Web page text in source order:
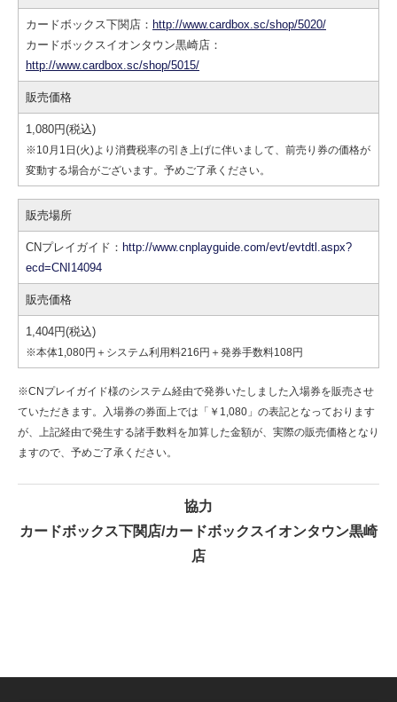
カードボックス下関店： http://www.cardbox.sc/shop/5020/
カードボックスイオンタウン黒崎店：
http://www.cardbox.sc/shop/5015/
販売価格
1,080円(税込)
※10月1日(火)より消費税率の引き上げに伴いまして、前売り券の価格が
変動する場合がございます。予めご了承ください。
販売場所
CNプレイガイド： http://www.cnplayguide.com/evt/evtdtl.aspx?
ecd=CNI14094
販売価格
1,404円(税込)
※本体1,080円＋システム利用料216円＋発券手数料108円
※CNプレイガイド様のシステム経由で発券いたしました入場券を販売させ
ていただきます。入場券の券面上では「￥1,080」の表記となっております
が、上記経由で発生する諸手数料を加算した金額が、実際の販売価格となり
ますので、予めご了承ください。
協力
カードボックス下関店/カードボックスイオンタウン黒崎
店